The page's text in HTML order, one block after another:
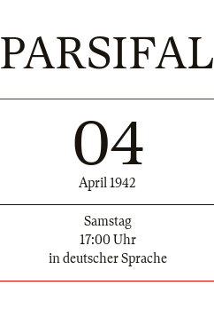
PARSIFAL
04
April 1942
Samstag
17:00 Uhr
in deutscher Sprache